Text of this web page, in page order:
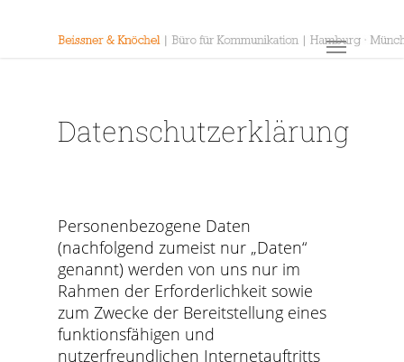
Menu
Datenschutzerklärung
Personenbezogene Daten
(nachfolgend zumeist nur „Daten“
genannt) werden von uns nur im
Rahmen der Erforderlichkeit sowie
zum Zwecke der Bereitstellung eines
funktionsfähigen und
nutzerfreundlichen Internetauftritts